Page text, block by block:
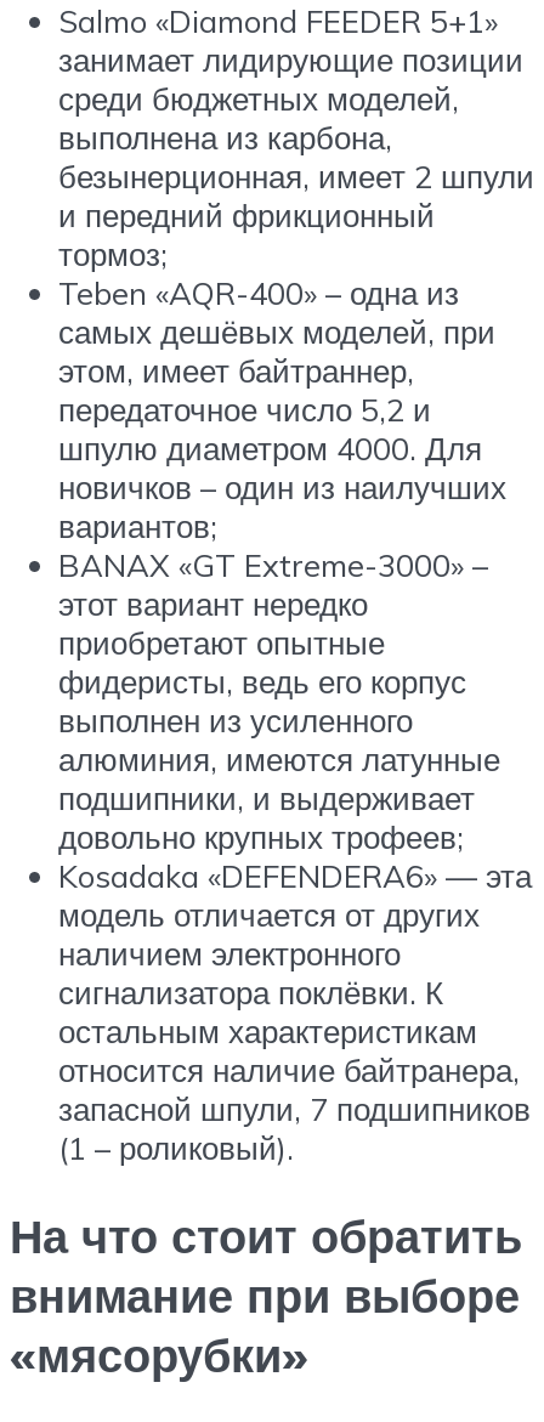
Salmo «Diamond FEEDER 5+1»
занимает лидирующие позиции
среди бюджетных моделей,
выполнена из карбона,
безынерционная, имеет 2 шпули
и передний фрикционный
тормоз;
Teben «AQR-400» – одна из
самых дешёвых моделей, при
этом, имеет байтраннер,
передаточное число 5,2 и
шпулю диаметром 4000. Для
новичков – один из наилучших
вариантов;
BANAX «GT Extreme-3000» –
этот вариант нередко
приобретают опытные
фидеристы, ведь его корпус
выполнен из усиленного
алюминия, имеются латунные
подшипники, и выдерживает
довольно крупных трофеев;
Kosadaka «DEFENDERA6» — эта
модель отличается от других
наличием электронного
сигнализатора поклёвки. К
остальным характеристикам
относится наличие байтранера,
запасной шпули, 7 подшипников
(1 – роликовый).
На что стоит обратить
внимание при выборе
«мясорубки»